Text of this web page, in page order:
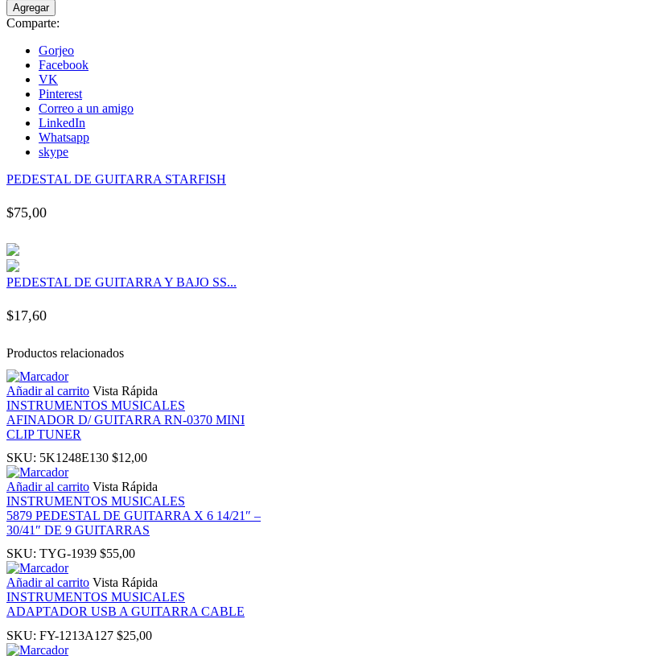
Agregar
Comparte:
Gorjeo
Facebook
VK
Pinterest
Correo a un amigo
LinkedIn
Whatsapp
skype
PEDESTAL DE GUITARRA STARFISH
$75,00
PEDESTAL DE GUITARRA Y BAJO SS...
$17,60
Productos relacionados
Añadir al carrito Vista Rápida
INSTRUMENTOS MUSICALES
AFINADOR D/ GUITARRA RN-0370 MINI
CLIP TUNER
SKU: 5K1248E130 $12,00
Añadir al carrito Vista Rápida
INSTRUMENTOS MUSICALES
5879 PEDESTAL DE GUITARRA X 6 14/21″ –
30/41″ DE 9 GUITARRAS
SKU: TYG-1939 $55,00
Añadir al carrito Vista Rápida
INSTRUMENTOS MUSICALES
ADAPTADOR USB A GUITARRA CABLE
SKU: FY-1213A127 $25,00